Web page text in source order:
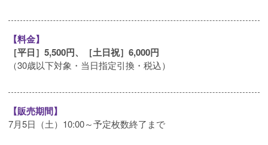
【料金】
［平日］5,500円、［土日祝］6,000円
（30歳以下対象・当日指定引換・税込）
【販売期間】
7月5日（土）10:00～予定枚数終了まで